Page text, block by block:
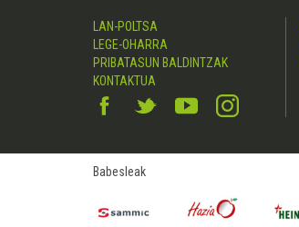
LAN-POLTSA
LEGE-OHARRA
PRIBATASUN BALDINTZAK
KONTAKTUA
Babesleak